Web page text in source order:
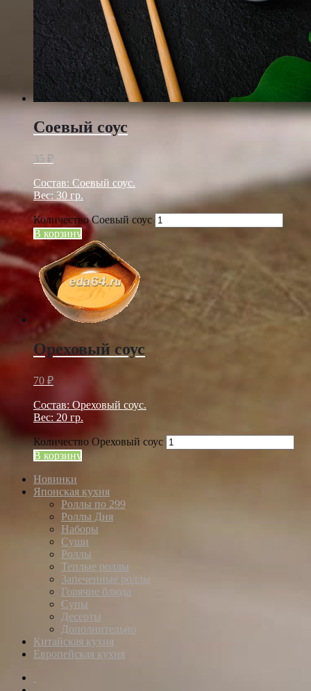
Соевый соус
35 ₽
Состав: Соевый соус.
Вес: 30 гр.
Количество Соевый соус
В корзину
Ореховый соус
70 ₽
Состав: Ореховый соус.
Вес: 20 гр.
Количество Ореховый соус
В корзину
Новинки
Японская кухня
Роллы по 299
Роллы Дня
Наборы
Суши
Роллы
Теплые роллы
Запеченные роллы
Горячие блюда
Супы
Десерты
Дополнительно
Китайская кухня
Европейская кухня